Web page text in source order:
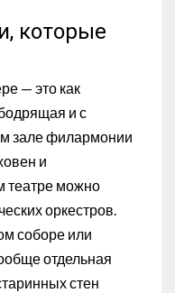
которые
— это как
и с
зале филармонии
и
театре можно
оркестров.
соборе или
отдельная
стен